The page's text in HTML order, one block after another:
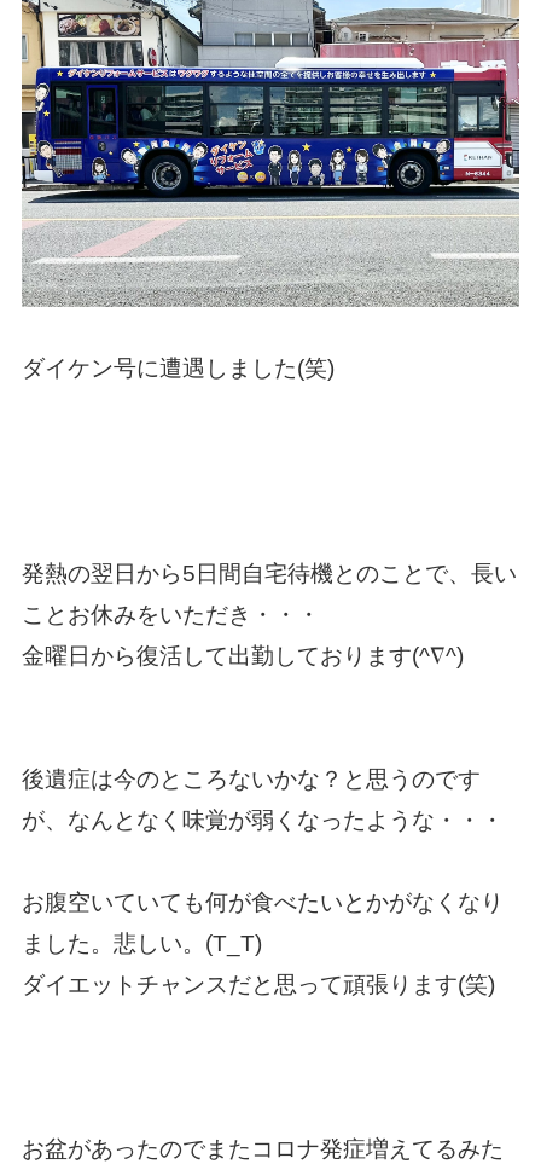
ダイケン号に遭遇しました(笑)
発熱の翌日から5日間自宅待機とのことで、長い
ことお休みをいただき・・・
金曜日から復活して出勤しております(^∇^)
後遺症は今のところないかな？と思うのです
が、なんとなく味覚が弱くなったような・・・
お腹空いていても何が食べたいとかがなくなり
ました。悲しい。(T_T)
ダイエットチャンスだと思って頑張ります(笑)
お盆があったのでまたコロナ発症増えてるみた